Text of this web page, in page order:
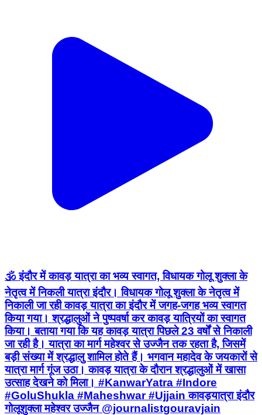
🕉️ इंदौर में कावड़ यात्रा का भव्य स्वागत, विधायक गोलू शुक्ला के
नेतृत्व में निकली यात्रा इंदौर। विधायक गोलू शुक्ला के नेतृत्व में
निकाली जा रही कावड़ यात्रा का इंदौर में जगह-जगह भव्य स्वागत
किया गया। श्रद्धालुओं ने पुष्पवर्षा कर कावड़ यात्रियों का स्वागत
किया। बताया गया कि यह कावड़ यात्रा पिछले 23 वर्षों से निकाली
जा रही है। यात्रा का मार्ग महेश्वर से उज्जैन तक रहता है, जिसमें
बड़ी संख्या में श्रद्धालु शामिल होते हैं। भगवान महादेव के जयकारों से
यात्रा मार्ग गूंज उठा। कावड़ यात्रा के दौरान श्रद्धालुओं में खासा
उत्साह देखने को मिला। #KanwarYatra #Indore
#GoluShukla #Maheshwar #Ujjain कावड़यात्रा इंदौर
गोलूशुक्ला महेश्वर उज्जैन @journalistgouravjain